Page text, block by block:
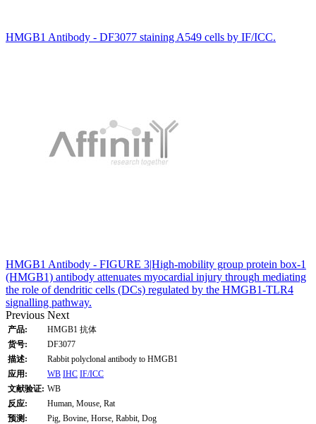
HMGB1 Antibody - DF3077 staining A549 cells by IF/ICC.
HMGB1 Antibody - FIGURE 3|High‐mobility group protein box‐1
(HMGB1) antibody attenuates myocardial injury through mediating
the role of dendritic cells (DCs) regulated by the HMGB1‐TLR4
signalling pathway.
Previous Next
产品:
HMGB1 抗体
货号:
DF3077
描述:
Rabbit polyclonal antibody to HMGB1
应用:
WB IHC IF/ICC
文献验证: WB
反应:
Human, Mouse, Rat
预测:
Pig, Bovine, Horse, Rabbit, Dog